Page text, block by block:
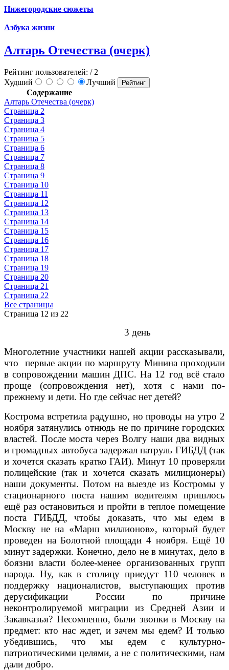
Нижегородские сюжеты
Азбука жизни
Алтарь Отечества (очерк)
Рейтинг пользователей: / 2
Худший
Лучший
Содержание
Алтарь Отечества (очерк)
Страница 2
Страница 3
Страница 4
Страница 5
Страница 6
Страница 7
Страница 8
Страница 9
Страница 10
Страница 11
Страница 12
Страница 13
Страница 14
Страница 15
Страница 16
Страница 17
Страница 18
Страница 19
Страница 20
Страница 21
Страница 22
Все страницы
Страница 12 из 22
3 день
Многолетние участники нашей акции рассказывали,
что первые акции по маршруту Минина проходили
в сопровождении машин ДПС. На 12 год всё стало
проще (сопровождения нет), хотя с нами по-
прежнему и дети. Но где сейчас нет детей?
Кострома встретила радушно, но проводы на утро 2
ноября затянулись отнюдь не по причине городских
властей. После моста через Волгу наши два видных
и громадных автобуса задержал патруль ГИБДД (так
и хочется сказать кратко ГАИ). Минут 10 проверяли
полицейские (так и хочется сказать милиционеры)
наши документы. Потом на выезде из Костромы у
стационарного поста нашим водителям пришлось
ещё раз остановиться и пройти в теплое помещение
поста ГИБДД, чтобы доказать, что мы едем в
Москву не на «Марш миллионов», который будет
проведен на Болотной площади 4 ноября. Ещё 10
минут задержки. Конечно, дело не в минутах, дело в
боязни власти более-менее организованных групп
народа. Ну, как в столицу приедут 110 человек в
поддержку националистов, выступающих против
дерусификации России по причине
неконтролируемой миграции из Средней Азии и
Закавказья? Несомненно, были звонки в Москву на
предмет: кто нас ждет, и зачем мы едем? И только
убедившись, что мы едем с культурно-
патриотическими целями, а не с политическими, нам
дали добро.